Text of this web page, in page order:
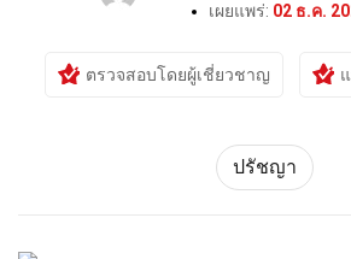
เผยแพร่: 02 ธ.ค.
ตรวจสอบโดยผู้เชี่ยวชาญ
ปรัชญา